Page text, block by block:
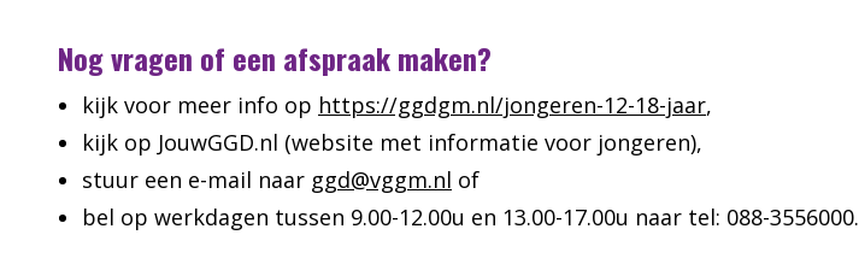
Nog vragen of een afspraak maken?
kijk voor meer info op https://ggdgm.nl/jongeren-12-18-jaar,
kijk op JouwGGD.nl (website met informatie voor jongeren),
stuur een e-mail naar ggd@vggm.nl of
bel op werkdagen tussen 9.00-12.00u en 13.00-17.00u naar tel: 088-3556000.